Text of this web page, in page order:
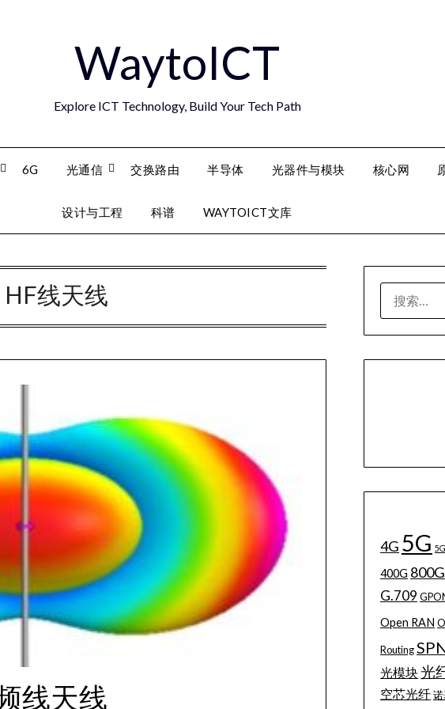
WaytoICT
Explore ICT Technology, Build Your Tech Path
6G 光通信 交换路由 半导体 光器件与模块 核心网
设计与工程 科谱 WAYTOICT文库
HF线天线
线天线
索：
4G 5G
400G 800G
G.709
Open RAN
Routing
光模块光
空芯光纤